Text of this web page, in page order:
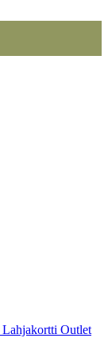
Lahjakortti Outlet